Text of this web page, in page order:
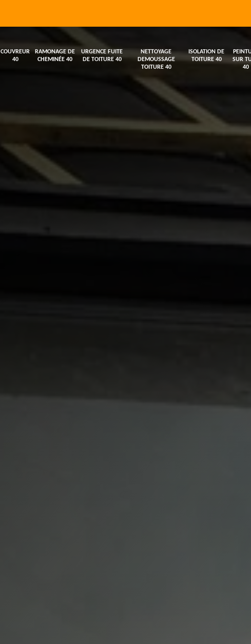
COUVREUR
40
RAMONAGE DE
CHEMINÉE 40
URGENCE FUITE
DE TOITURE 40
NETTOYAGE
DEMOUSSAGE
TOITURE 40
ISOLATION DE
TOITURE 40
SUR
40